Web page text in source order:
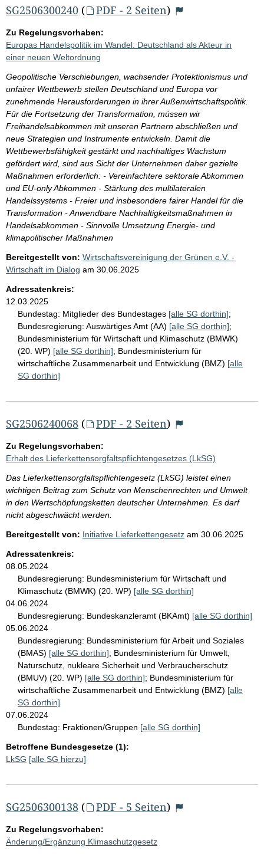
SG2506300240 ( PDF - 2 Seiten)
Zu Regelungsvorhaben:
Europas Handelspolitik im Wandel: Deutschland als Akteur in
einer neuen Weltordnung
Geopolitische Verschiebungen, wachsender Protektionismus und
unfairer Wettbewerb stellen Deutschland und Europa vor
zunehmende Herausforderungen in ihrer Außenwirtschaftspolitik.
Für die Fortsetzung der Transformation, müssen wir
Freihandelsabkommen mit unseren Partnern abschließen und
neue Strategien und Instrumente entwickeln. Damit die
Wettbewerbsfähigkeit gestärkt und nachhaltiges Wachstum
gefördert wird, sind aus Sicht der Unternehmen daher gezielte
Maßnahmen erforderlich: - Vereinfachtere sektorale Abkommen
und EU-only Abkommen - Stärkung des multilateralen
Handelssystems - Freier und insbesondere fairer Handel für die
Transformation - Anwendbare Nachhaltigkeitsmaßnahmen in
Handelsabkommen - Sinnvolle Umsetzung Energie- und
klimapolitischer Maßnahmen
Bereitgestellt von: Wirtschaftsvereinigung der Grünen e.V. -
Wirtschaft im Dialog am 30.06.2025
Adressatenkreis:
12.03.2025
Bundestag: Mitglieder des Bundestages [alle SG dorthin];
Bundesregierung: Auswärtiges Amt (AA) [alle SG dorthin];
Bundesministerium für Wirtschaft und Klimaschutz (BMWK)
(20. WP) [alle SG dorthin]; Bundesministerium für
wirtschaftliche Zusammenarbeit und Entwicklung (BMZ) [alle
SG dorthin]
SG2506240068 ( PDF - 2 Seiten)
Zu Regelungsvorhaben:
Erhalt des Lieferkettensorgfaltspflichtengesetzes (LkSG)
Das Lieferkettensorgfaltspflichtengesetz (LkSG) leistet einen
wichtigen Beitrag zum Schutz von Menschenrechten und Umwelt
in den Wertschöpfungsketten deutscher Unternehmen. Es darf
nicht abgeschwächt werden.
Bereitgestellt von: Initiative Lieferkettengesetz am 30.06.2025
Adressatenkreis:
08.05.2024
Bundesregierung: Bundesministerium für Wirtschaft und
Klimaschutz (BMWK) (20. WP) [alle SG dorthin]
04.06.2024
Bundesregierung: Bundeskanzleramt (BKAmt) [alle SG dorthin]
05.06.2024
Bundesregierung: Bundesministerium für Arbeit und Soziales
(BMAS) [alle SG dorthin]; Bundesministerium für Umwelt,
Naturschutz, nukleare Sicherheit und Verbraucherschutz
(BMUV) (20. WP) [alle SG dorthin]; Bundesministerium für
wirtschaftliche Zusammenarbeit und Entwicklung (BMZ) [alle
SG dorthin]
07.06.2024
Bundestag: Fraktionen/Gruppen [alle SG dorthin]
Betroffene Bundesgesetze (1):
LkSG [alle SG hierzu]
SG2506300138 ( PDF - 5 Seiten)
Zu Regelungsvorhaben:
Änderung/Ergänzung Klimaschutzgesetz